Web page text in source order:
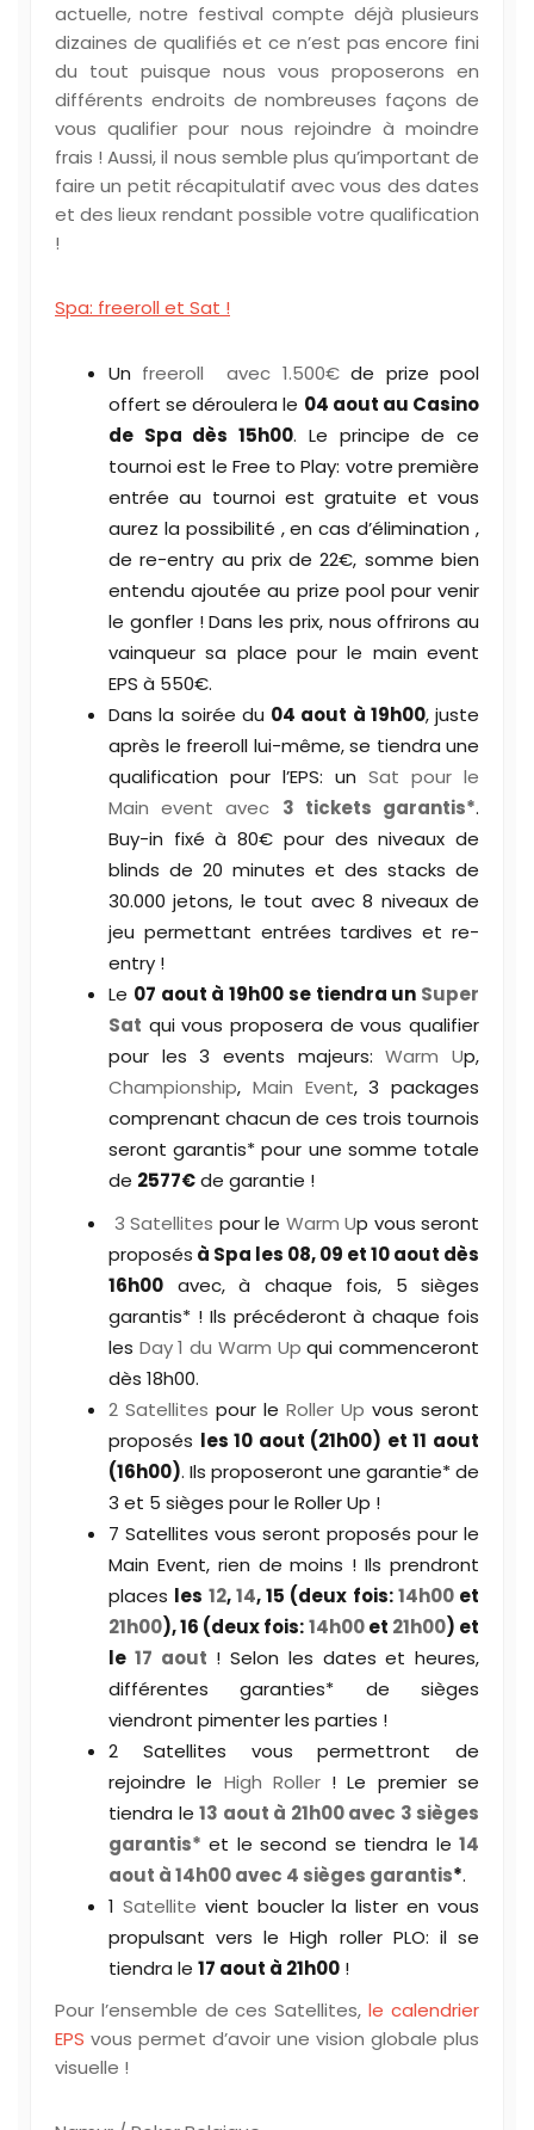
actuelle, notre festival compte déjà plusieurs
dizaines de qualifiés et ce n’est pas encore fini
du tout puisque nous vous proposerons en
différents endroits de nombreuses façons de
vous qualifier pour nous rejoindre à moindre
frais ! Aussi, il nous semble plus qu’important de
faire un petit récapitulatif avec vous des dates
et des lieux rendant possible votre qualification
!
Spa: freeroll et Sat !
Un freeroll avec 1.500€de prize pool
offert se déroulera le 04 aout au Casino
de Spa dès 15h00. Le principe de ce
tournoi est le Free to Play: votre première
entrée au tournoi est gratuite et vous
aurez la possibilité , en cas d’élimination ,
de re-entry au prix de 22€, somme bien
entendu ajoutée au prize pool pour venir
le gonfler ! Dans les prix, nous offrirons au
vainqueur sa place pour le main event
EPS à 550€.
Dans la soirée du 04 aout à 19h00, juste
après le freeroll lui-même, se tiendra une
qualification pour l’EPS: un Sat pour le
Main event avec 3 tickets garantis*.
Buy-in fixé à 80€ pour des niveaux de
blinds de 20 minutes et des stacks de
30.000 jetons, le tout avec 8 niveaux de
jeu permettant entrées tardives et re-
entry !
Le 07 aout à 19h00 se tiendra un Super
Sat qui vous proposera de vous qualifier
pour les 3 events majeurs:Warm Up,
Championship, Main Event, 3 packages
comprenant chacun de ces trois tournois
seront garantis* pour une somme totale
de 2577€de garantie !
3 Satellites pour le Warm Up vous seront
proposés à Spa les 08, 09 et 10 aout dès
16h00 avec, à chaque fois, 5 sièges
garantis* ! Ils précéderont à chaque fois
les Day 1 du Warm Up qui commenceront
dès 18h00.
2 Satellites pour le Roller Up vous seront
proposés les 10 aout (21h00) et 11 aout
(16h00). Ils proposeront une garantie* de
3 et 5 sièges pour le Roller Up !
7 Satellites vous seront proposés pour le
Main Event, rien de moins ! Ils prendront
places les 12,14, 15 (deux fois:14h00et
21h00), 16 (deux fois:14h00et 21h00) et
le 17 aout ! Selon les dates et heures,
différentes garanties* de sièges
viendront pimenter les parties !
2 Satellites vous permettront de
rejoindre le High Roller! Le premier se
tiendra le 13 aout à 21h00 avec 3 sièges
garantis* et le second se tiendra le 14
aout à 14h00 avec 4 sièges garantis*.
1 Satellite vient boucler la lister en vous
propulsant vers le High roller PLO: il se
tiendra le 17 aout à 21h00 !
Pour l’ensemble de ces Satellites, le calendrier
EPS vous permet d’avoir une vision globale plus
visuelle !